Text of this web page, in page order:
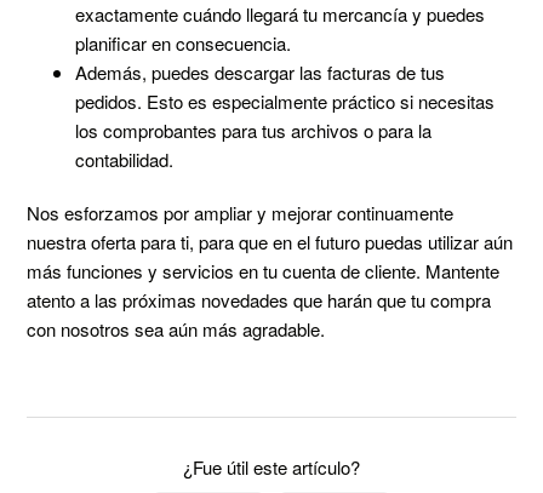
exactamente cuándo llegará tu mercancía y puedes
planificar en consecuencia.
Además, puedes descargar las facturas de tus
pedidos. Esto es especialmente práctico si necesitas
los comprobantes para tus archivos o para la
contabilidad.
Nos esforzamos por ampliar y mejorar continuamente
nuestra oferta para ti, para que en el futuro puedas utilizar aún
más funciones y servicios en tu cuenta de cliente. Mantente
atento a las próximas novedades que harán que tu compra
con nosotros sea aún más agradable.
¿Fue útil este artículo?